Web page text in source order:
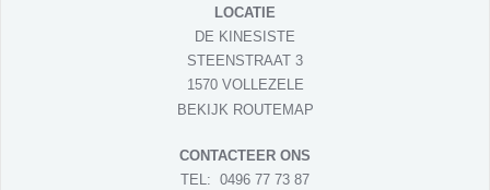
LOCATIE
DE KINESISTE
STEENSTRAAT 3
1570 VOLLEZELE
BEKIJK ROUTEMAP
CONTACTEER ONS
TEL: 0496 77 73 87